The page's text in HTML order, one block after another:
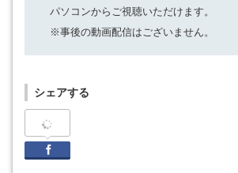
パソコンからご視聴いただけます。
※事後の動画配信はございません。
シェアする